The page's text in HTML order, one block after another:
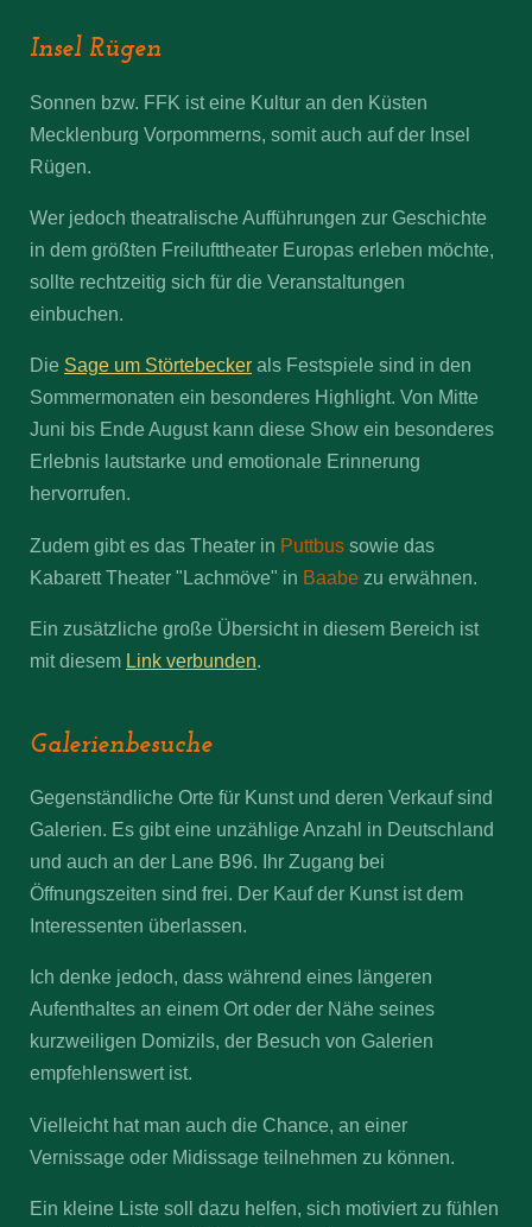
Insel Rügen
Sonnen bzw. FFK ist eine Kultur an den Küsten
Mecklenburg Vorpommerns, somit auch auf der Insel
Rügen.
Wer jedoch theatralische Aufführungen zur Geschichte
in dem größten Freilufttheater Europas erleben möchte,
sollte rechtzeitig sich für die Veranstaltungen
einbuchen.
Die Sage um Störtebecker als Festspiele sind in den
Sommermonaten ein besonderes Highlight. Von Mitte
Juni bis Ende August kann diese Show ein besonderes
Erlebnis lautstarke und emotionale Erinnerung
hervorrufen.
Zudem gibt es das Theater in Puttbus sowie das
Kabarett Theater "Lachmöve" in Baabe zu erwähnen.
Ein zusätzliche große Übersicht in diesem Bereich ist
mit diesem Link verbunden.
Galerienbesuche
Gegenständliche Orte für Kunst und deren Verkauf sind
Galerien. Es gibt eine unzählige Anzahl in Deutschland
und auch an der Lane B96. Ihr Zugang bei
Öffnungszeiten sind frei. Der Kauf der Kunst ist dem
Interessenten überlassen.
Ich denke jedoch, dass während eines längeren
Aufenthaltes an einem Ort oder der Nähe seines
kurzweiligen Domizils, der Besuch von Galerien
empfehlenswert ist.
Vielleicht hat man auch die Chance, an einer
Vernissage oder Midissage teilnehmen zu können.
Ein kleine Liste soll dazu helfen, sich motiviert zu fühlen